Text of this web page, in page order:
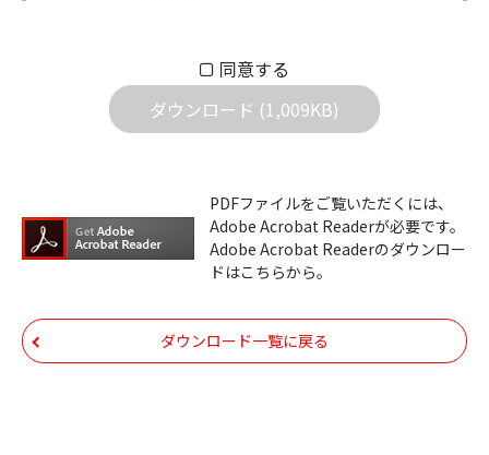
属します。ダウンロードした取扱説明書は、
個人が本来の目的でご使用されることは可能
ですが、権利者の許諾を得ることなく、以下
ダウンロードした取扱説明書は、複製、賃
貸、改変、公衆送信、または公衆送信可能
化することはできません。
いは無償を問わず、第三者に譲渡あるいは
使用させる事ができません。
同意する
ダウンロード (1,009KB)
PDFファイルをご覧いただくには、
Adobe Acrobat Readerが必要です。
Adobe Acrobat Readerのダウンロー
ドはこちらから。
ダウンロード一覧に戻る